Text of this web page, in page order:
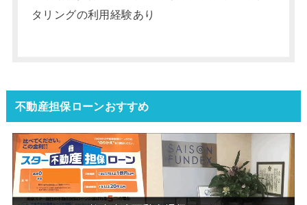
タリングの利用経験あり
不動産担保ローンおすすめ